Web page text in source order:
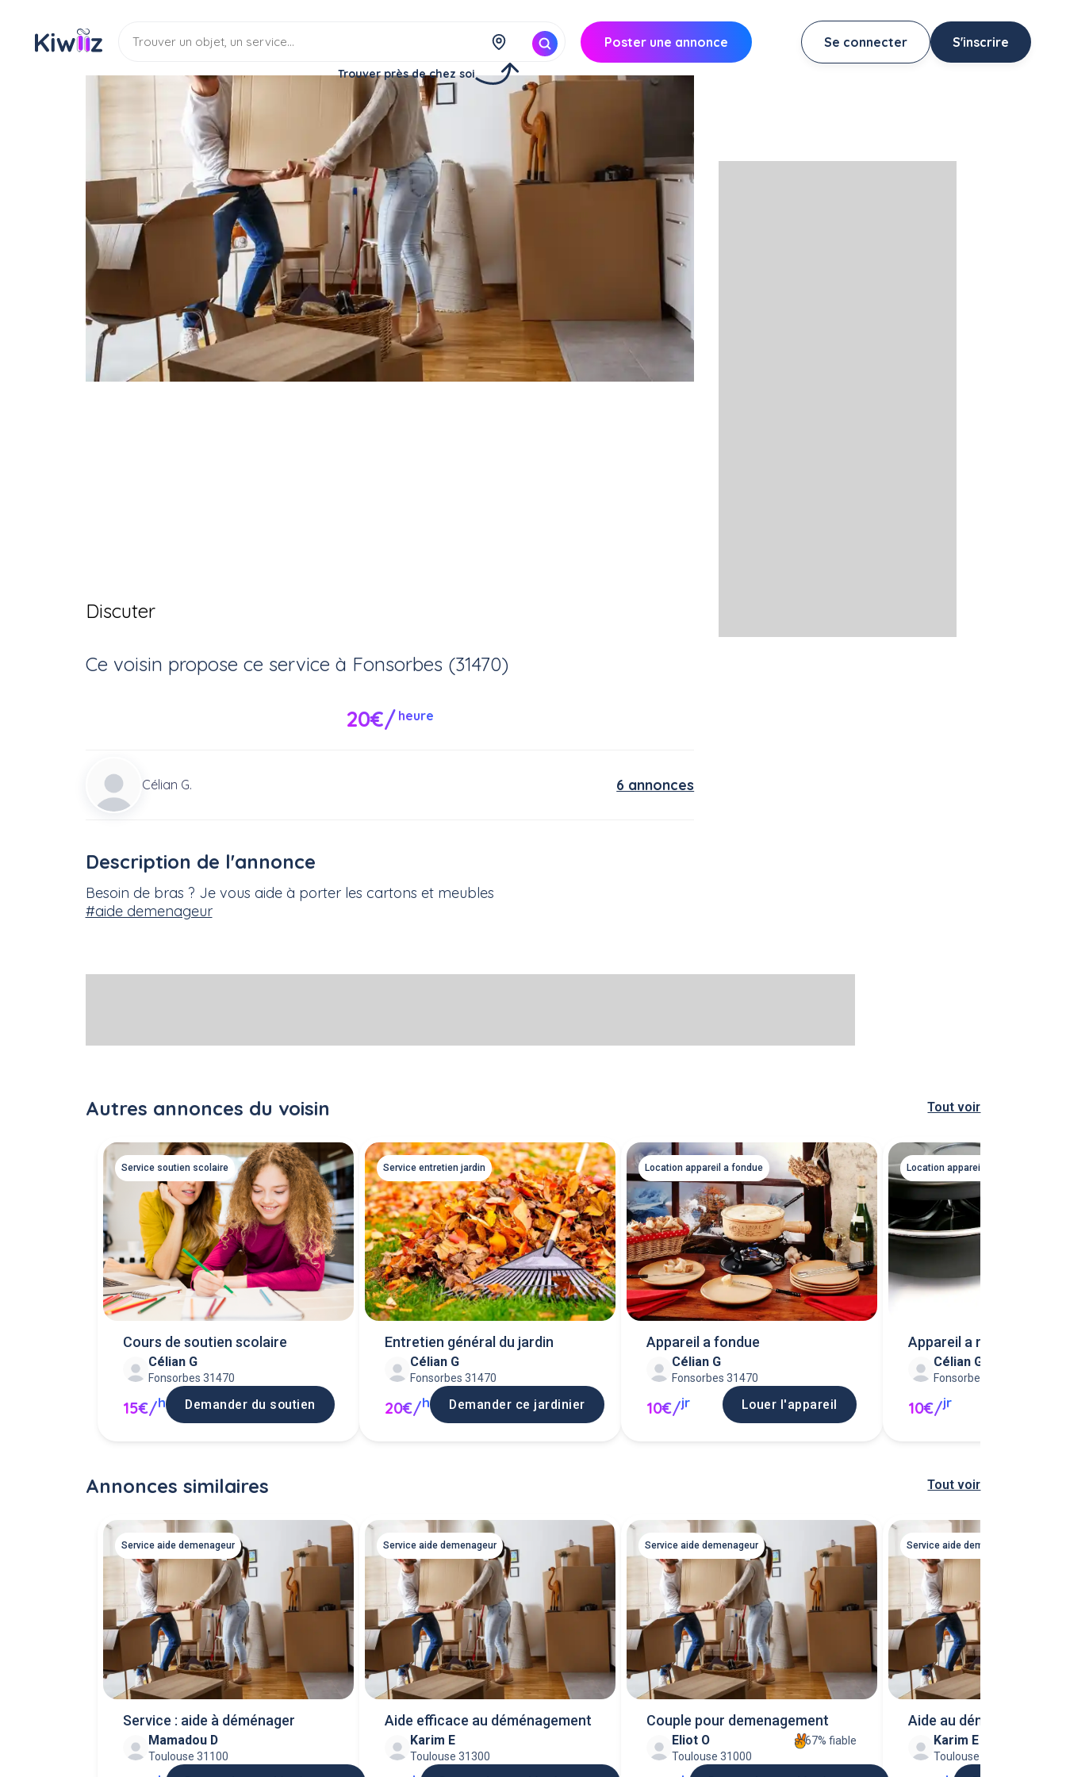
Trouver près de chez soi
Poster une annonce Se connecter S'inscrire
Déménagement
Service : Aide déménagement
Service Aide demenageur
Discuter
Ce voisin propose ce service à Fonsorbes (31470)
20€/ heure
Célian G. 6 annonces
Description de l'annonce
Besoin de bras ? Je vous aide à porter les cartons et meubles
#aide demenageur
Autres annonces du voisin Tout voir
Service soutien scolaire
Cours de soutien scolaire
Célian G
Fonsorbes 31470
15€/h Demander du soutien
Service entretien jardin
Entretien général du jardin
Célian G
Fonsorbes 31470
20€/h Demander ce jardinier
Location appareil a fondue
Appareil a fondue
Célian G
Fonsorbes 31470
10€/jr Louer l'appareil
Location appareil a raclette
Appareil a raclette
Célian G
Fonsorbes 31470
10€/jr
Annonces similaires Tout voir
Service aide demenageur
Service : aide à déménager
Mamadou D
Toulouse 31100
Service aide demenageur
Aide efficace au déménagement
Karim E
Toulouse 31300
Service aide demenageur
Couple pour demenagement
Eliot O
67% fiable
Toulouse 31000
Service aide demenageur
Aide au déménagement
Karim E
Toulouse 31000